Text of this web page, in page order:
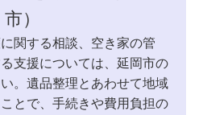
市）
関する相談、空き家の管
支援については、延岡市の
。遺品整理とあわせて地域
とで、手続きや費用負担の